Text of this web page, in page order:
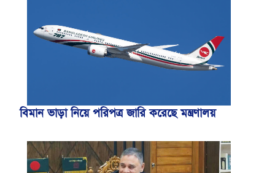
বিমান ভাড়া নিয়ে পরিপত্র জারি করেছে মন্ত্রণালয়